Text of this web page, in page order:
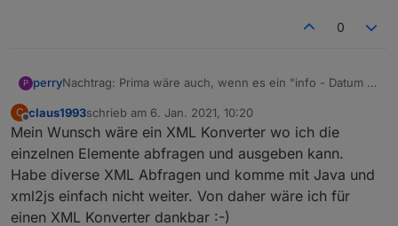
0
P perryNachtrag: Prima wäre auch, wenn es ein "info - Datum -
Änderungsdatum enthalten wäre, was sich immer dann
verändert, wenn das blockly NEU abgespeichert wird ...
Danke
cu perry
C
Offline
claus1993schrieb am 6. Jan. 2021, 10:20
zuletzt editiert von
Mein Wunsch wäre ein XML Konverter wo ich die
einzelnen Elemente abfragen und ausgeben kann.
Habe diverse XML Abfragen und komme mit Java und
xml2js einfach nicht weiter. Von daher wäre ich für
einen XML Konverter dankbar :-)